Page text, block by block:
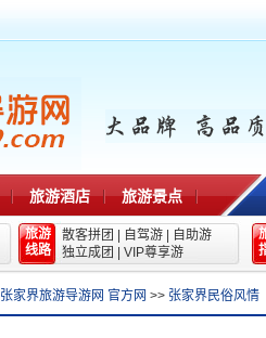
旅游酒店 旅游景点
旅游
线路
散客拼团 自驾游
自助游
独立成团
VIP尊享游
张家界旅游导游网 官方网 >> 张家界民俗风情